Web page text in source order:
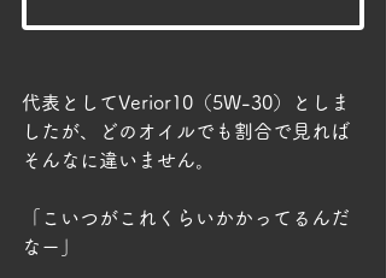
代表としてVerior10（5W-30）としま
したが、どのオイルでも割合で見れば
そんなに違いません。
「こいつがこれくらいかかってるんだ
なー」